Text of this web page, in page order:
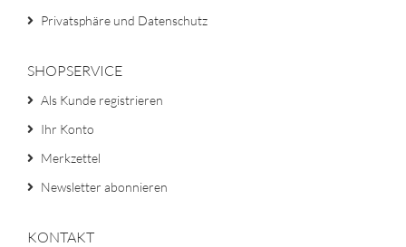
Privatsphäre und Datenschutz
SHOPSERVICE
Als Kunde registrieren
Ihr Konto
Merkzettel
Newsletter abonnieren
KONTAKT